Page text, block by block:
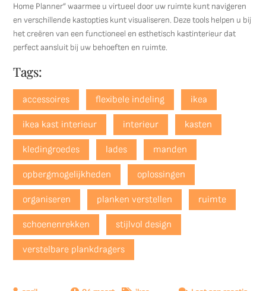
Home Planner” waarmee u virtueel door uw ruimte kunt navigeren
en verschillende kastopties kunt visualiseren. Deze tools helpen u bij
het creëren van een functioneel en esthetisch kastinterieur dat
perfect aansluit bij uw behoeften en ruimte.
Tags:
accessoires flexibele indeling ikea
ikea kast interieur interieur kasten
kledingroedes lades manden
opbergmogelijkheden oplossingen
organiseren planken verstellen ruimte
schoenenrekken stijlvol design
verstelbare plankdragers